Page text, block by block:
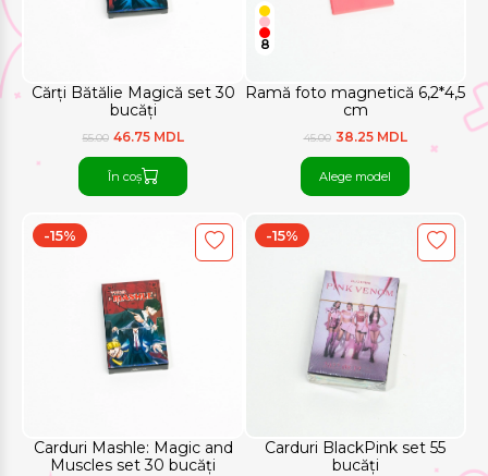
Cărți Bătălie Magică set 30
bucăți
55.00 46.75 MDL
În coș
Ramă foto magnetică 6,2*4,5
cm
8
45.00 38.25 MDL
Alege model
Carduri Mashle: Magic and
Muscles set 30 bucăți
-15%
Carduri BlackPink set 55
bucăți
-15%